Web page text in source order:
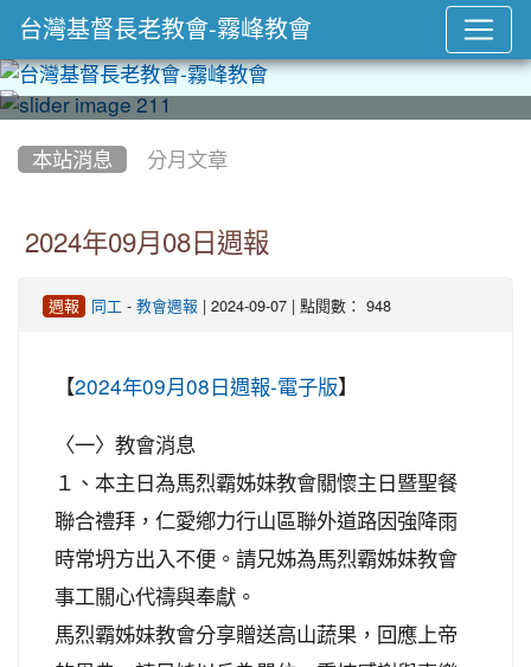
本站消息 分月文章
2024年09月08日週報
週報 同工 -教會週報 | 2024-09-07 | 點閱數： 948
【2024年09月08日週報-電子版】
〈一〉教會消息
１、本主日為馬烈霸姊妹教會關懷主日暨聖餐
聯合禮拜，仁愛鄕力行山區聯外道路因強降雨
時常坍方出入不便。請兄姊為馬烈霸姊妹教會
事工關心代禱與奉獻。
馬烈霸姊妹教會分享贈送高山蔬果，回應上帝
台灣基督長老教會-霧峰教會